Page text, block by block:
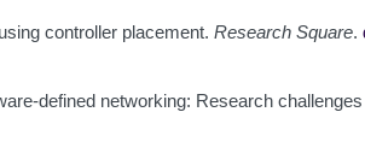
controller placement. Research Square.
defined networking: Research